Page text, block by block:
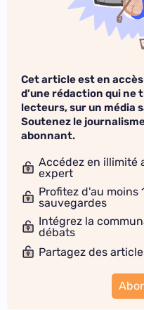
Cet article est en
d'une rédaction qui ne
lecteurs, sur un média
Soutenez le
abonnant.
Accédez en illimité
expert
Profitez d'au moins
sauvegardes
Intégrez la
débats
Partagez des